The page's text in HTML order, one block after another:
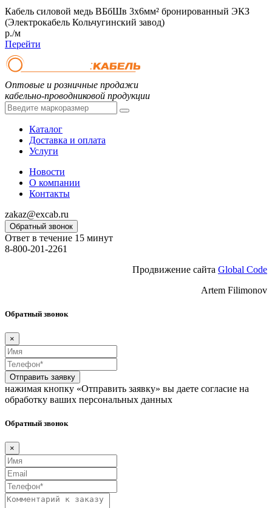
Кабель силовой медь ВБбШв 3x6мм² бронированный ЭКЗ
(Электрокабель Кольчугинский завод)
р./м
Перейти
Оптовые и розничные продажи
кабельно-проводниковой продукции
Каталог
Доставка и оплата
Услуги
Новости
О компании
Контакты
zakaz@excab.ru
Обратный звонок
Ответ в течение 15 минут
8-800-201-2261
Продвижение сайта Global Code
Artem Filimonov
Обратный звонок
×
Отправить заявку
нажимая кнопку «Отправить заявку» вы даете согласие на
обработку ваших персональных данных
Обратный звонок
×